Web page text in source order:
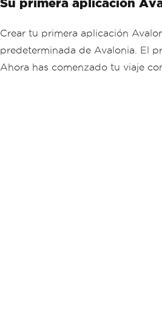
Crear tu primera aplicación
predeterminada de Avalonia. El
Ahora has comenzado tu viaje